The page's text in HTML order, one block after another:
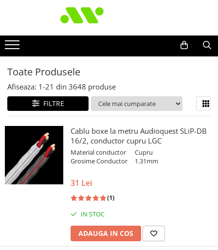
Toate Produsele
Afiseaza: 1-21 din 3648 produse
FILTRE
Cablu boxe la metru Audioquest SLiP-DB
16/2, conductor cupru LGC
Material conductor
Cupru
Grosime Conductor 1.31mm
31 Lei
(1)
IN STOC
ADAUGA IN COS